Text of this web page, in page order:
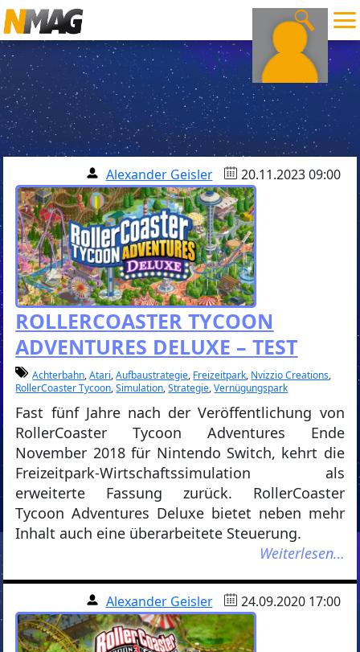
Alexander Geisler 20.11.2023 09:00
ROLLERCOASTER TYCOON
ADVENTURES DELUXE – TEST
Achterbahn,Atari,Aufbaustrategie, Freizeitpark, Nvizzio Creations,
RollerCoaster Tycoon,Simulation,Strategie,Vernügungspark
Fast fünf Jahre nach der Veröffentlichung von
RollerCoaster Tycoon Adventures Ende
November 2018 für Nintendo Switch, kehrt die
Freizeitpark-Wirtschaftssimulation als
erweiterte Fassung zurück. RollerCoaster
Tycoon Adventures Deluxe bietet neben mehr
Inhalt auch eine überarbeitete Steuerung.
Weiterlesen…
Alexander Geisler 24.09.2020 17:00